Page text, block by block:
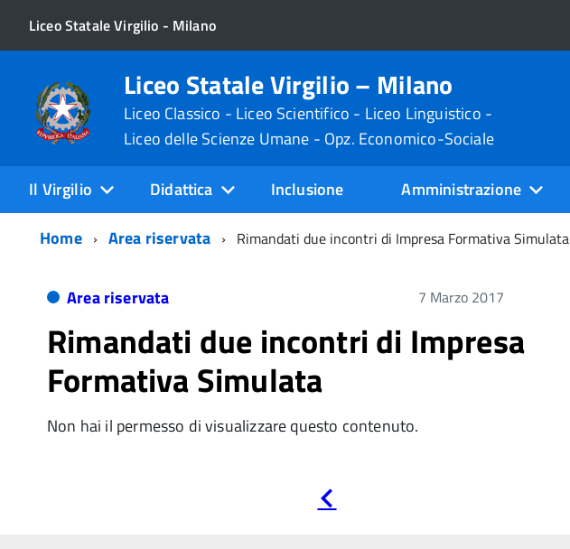
Liceo Statale Virgilio - Milano
Liceo Statale Virgilio – Milano
Liceo Classico - Liceo Scientifico - Liceo Linguistico -
Liceo delle Scienze Umane - Opz. Economico-Sociale
Il Virgilio Didattica Inclusione Amministrazione
Home
Area riservata Rimandati due incontri di Impresa Formativa Simulata
Area riservata 7 Marzo 2017
Rimandati due incontri di Impresa
Formativa Simulata
Non hai il permesso di visualizzare questo contenuto.
precedente